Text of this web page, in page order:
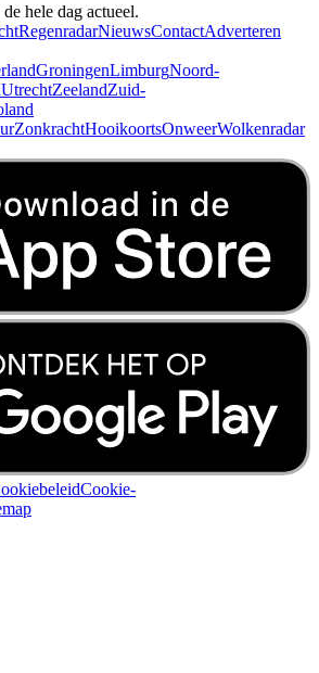
hele dag actueel.
RegenradarNieuwsContactAdverteren
GroningenLimburgNoord-
UtrechtZeelandZuid-
ZonkrachtHooikoortsOnweerWolkenradar
Cookie-